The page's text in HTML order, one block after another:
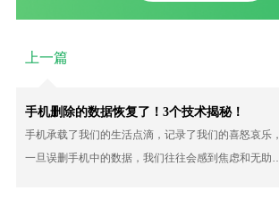
上一篇
手机删除的数据恢复了！3个技术揭秘！
手机承载了我们的生活点滴，记录了我们的喜怒哀乐，
一旦误删手机中的数据，我们往往会感到焦虑和无助。